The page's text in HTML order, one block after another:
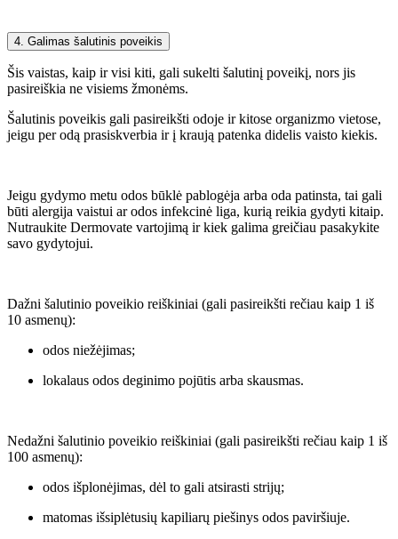
4. Galimas šalutinis poveikis
Šis vaistas, kaip ir visi kiti, gali sukelti šalutinį poveikį, nors jis
pasireiškia ne visiems žmonėms.
Šalutinis poveikis gali pasireikšti odoje ir kitose organizmo vietose,
jeigu per odą prasiskverbia ir į kraują patenka didelis vaisto kiekis.
Jeigu gydymo metu odos būklė pablogėja arba oda patinsta, tai gali
būti alergija vaistui ar odos infekcinė liga, kurią reikia gydyti kitaip.
Nutraukite Dermovate vartojimą ir kiek galima greičiau pasakykite
savo gydytojui.
Dažni šalutinio poveikio reiškiniai (gali pasireikšti rečiau kaip 1 iš
10 asmenų):
odos niežėjimas;
lokalaus odos deginimo pojūtis arba skausmas.
Nedažni šalutinio poveikio reiškiniai (gali pasireikšti rečiau kaip 1 iš
100 asmenų):
odos išplonėjimas, dėl to gali atsirasti strijų;
matomas išsiplėtusių kapiliarų piešinys odos paviršiuje.